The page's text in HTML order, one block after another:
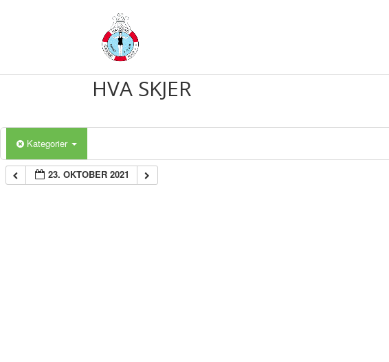
HVA SKJER
Kategorier
23. OKTOBER 2021